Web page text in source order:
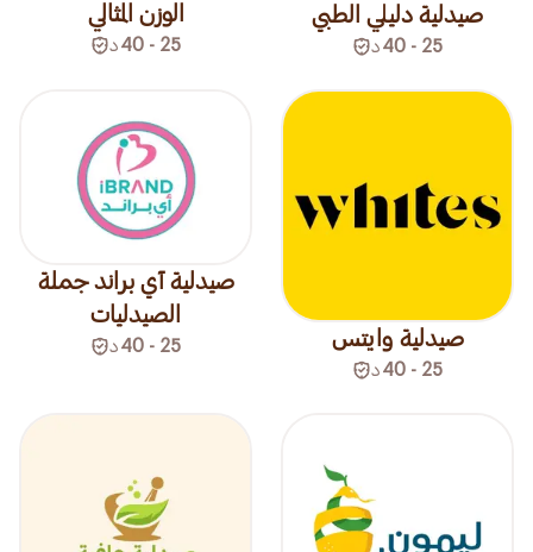
صيدلية دليلي الطبي
25 - 40 د
الوزن المثالي
25 - 40 د
صيدلية وايتس
25 - 40 د
صيدلية آي براند جملة
الصيدليات
25 - 40 د